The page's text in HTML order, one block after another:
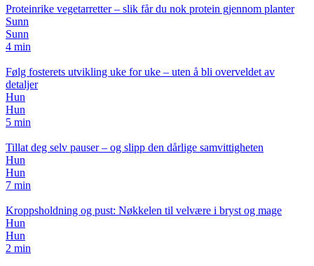
Proteinrike vegetarretter – slik får du nok protein gjennom planter
Sunn
Sunn
4 min
Følg fosterets utvikling uke for uke – uten å bli overveldet av
detaljer
Hun
Hun
5 min
Tillat deg selv pauser – og slipp den dårlige samvittigheten
Hun
Hun
7 min
Kroppsholdning og pust: Nøkkelen til velvære i bryst og mage
Hun
Hun
2 min